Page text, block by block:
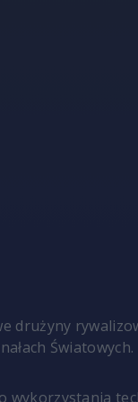
drużyny
Światowych.
wykorzystania